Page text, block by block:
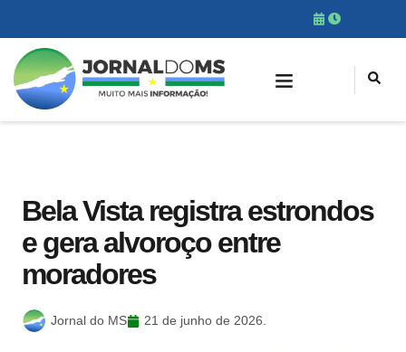
Bela Vista registra estrondos
e gera alvoroço entre
moradores
Jornal do MS 21 de junho de 2026.